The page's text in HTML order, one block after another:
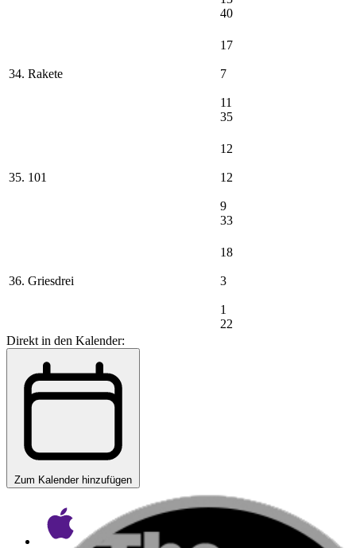
40
34. Rakete
17
7
11
35
35. 101
12
12
9
33
36. Griesdrei
18
3
1
22
Direkt in den Kalender:
Zum Kalender hinzufügen